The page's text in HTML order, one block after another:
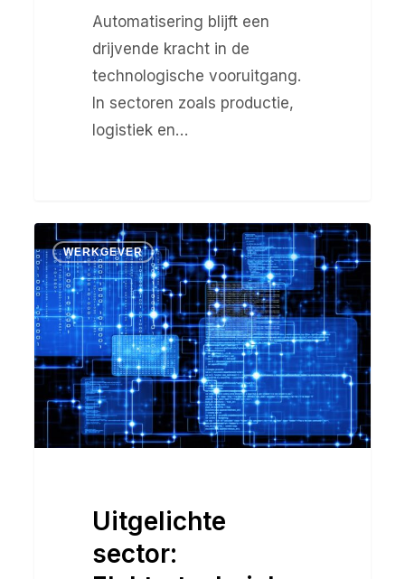
Automatisering blijft een
drijvende kracht in de
technologische vooruitgang.
In sectoren zoals productie,
logistiek en…
Uitgelichte
sector:
Elektrotechniek
WERKGEVER
Uitgelichte
sector: